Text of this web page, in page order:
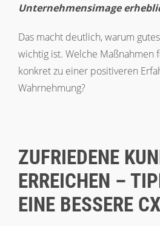
Unternehmensimage
Das macht deutlich, warum
wichtig ist. Welche Maßnahmen
konkret zu einer positiveren
Wahrnehmung?
ZUFRIEDENE
ERREICHEN –
EINE BESSERE CX